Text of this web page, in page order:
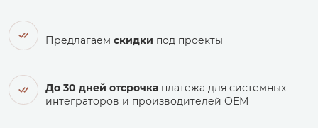
Предлагаем скидки под проекты
До 30 дней отсрочка платежа для системных
интеграторов и производителей ОЕМ